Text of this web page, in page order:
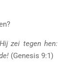
zei tegen hen:
(Genesis 9:1)